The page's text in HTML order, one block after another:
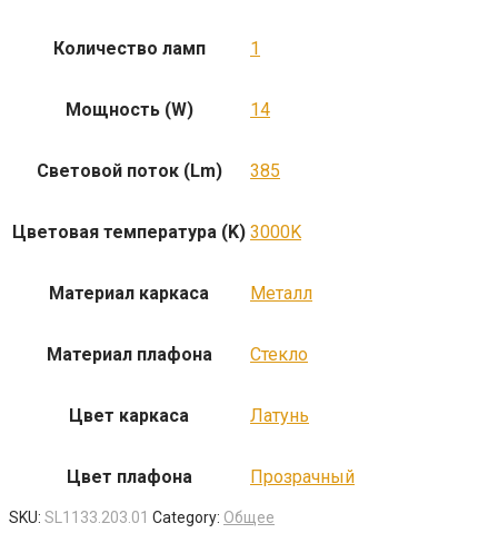
Количество ламп 1
Мощность (W) 14
Световой поток (Lm) 385
Цветовая температура (K) 3000K
Материал каркаса Металл
Материал плафона Стекло
Цвет каркаса Латунь
Цвет плафона Прозрачный
SKU: SL1133.203.01 Category: Общее